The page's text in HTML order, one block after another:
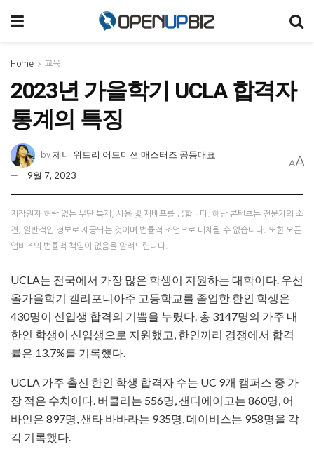
Home 교육
2023년 가을학기 UCLA 합격자
통계의 특징
by 제니 위트리 어드미션 매스터즈 공동대표
9월 7, 2023
AA
저작권자 허락 없는 무단 복제, 사용 및 재배포를 금합니다. 해당 콘텐츠는 전문가의 소
견, 일반적인 정보로 제공되는 것이며 법률적 조언으로 대체될 수 없습니다. 또한 오픈
업비즈의 법률적 책임이 없음을 알려드립니다.
UCLA는 전국에서 가장 많은 학생이 지원하는 대학이다. 우선
올가을학기 캘리포니아주 고등학교를 졸업한 한인 학생은
430명이 신입생 합격의 기쁨을 누렸다. 총 3147명의 가주 내
한인 학생이 신입생으로 지원했고, 한인끼리 경쟁에서 합격
률은 13.7%를 기록했다.
UCLA 가주 출신 한인 학생 합격자 수는 UC 9개 캠퍼스 중 가
장 적은 수치이다. 버클리는 556명, 샌디에이고는 860명, 어
바인은 897명, 샌타 바바라는 935명, 데이비스는 958명을 각
각 기록했다.